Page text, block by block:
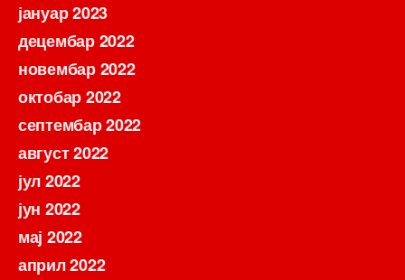
јануар 2023
децембар 2022
новембар 2022
октобар 2022
септембар 2022
август 2022
јул 2022
јун 2022
мај 2022
април 2022